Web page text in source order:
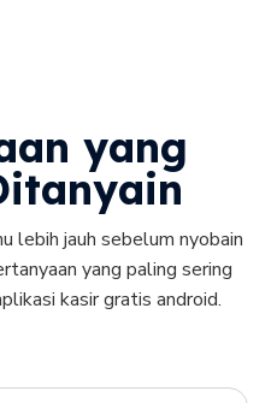
yang
lebih jauh sebelum nyobain
yang paling sering
kasir gratis android.